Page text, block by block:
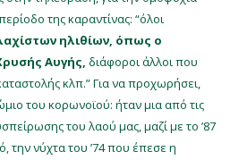
της καραντίνας: “όλοι
ηλιθίων, όπως ο
Αυγής,διάφοροι άλλοι που
κλπ.” Για να προχωρήσει,
του κορωνοϊού: ήταν μια από τις
του λαού μας, μαζί με το ’87
νύχτα του ’74 που έπεσε η